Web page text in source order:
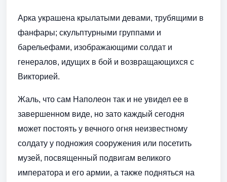
Арка украшена крылатыми девами, трубящими в
фанфары; скульптурными группами и
барельефами, изображающими солдат и
генералов, идущих в бой и возвращающихся с
Викторией.
Жаль, что сам Наполеон так и не увидел ее в
завершенном виде, но зато каждый сегодня
может постоять у вечного огня неизвестному
солдату у подножия сооружения или посетить
музей, посвященный подвигам великого
императора и его армии, а также подняться на